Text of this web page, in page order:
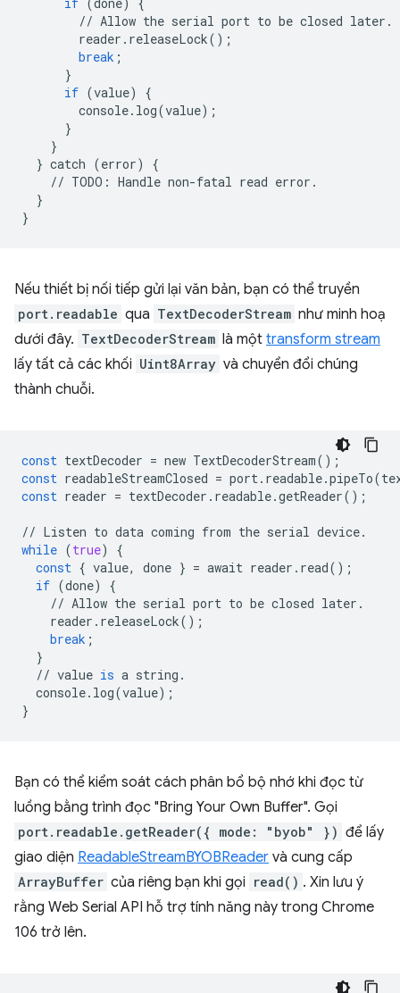
// Allow the serial port to be closed later .
reader . releaseLock();
break ;
}
if (value)
{
console. log(value);
}
}
} catch (error)
{
// TODO : Handle non-fatal read error .
}
}
Nếu thiết bị nối tiếp gửi lại văn bản, bạn có thể truyền
port.readable qua TextDecoderStream như minh hoạ
dưới đây. TextDecoderStream là một transform stream
lấy tất cả các khối Uint8Array và chuyển đổi chúng
thành chuỗi.
const textDecoder = new TextDecoderStream();
const readableStreamClosed = port. readable.pipeTo(
const reader = textDecoder . readable.getReader();
// Listen to data coming from the serial device.
while (true)
{
const { value, done } = await reader . read();
if (done)
{
// Allow the serial port to be closed later .
reader . releaseLock();
break ;
}
// value is a string .
console. log(value);
}
Bạn có thể kiểm soát cách phân bổ bộ nhớ khi đọc từ
luồng bằng trình đọc "Bring Your Own Buffer". Gọi
port.readable.getReader({ mode: "byob" }) để lấy
giao diện ReadableStreamBYOBReader và cung cấp
ArrayBuffer của riêng bạn khi gọi read() . Xin lưu ý
rằng Web Serial API hỗ trợ tính năng này trong Chrome
106 trở lên.